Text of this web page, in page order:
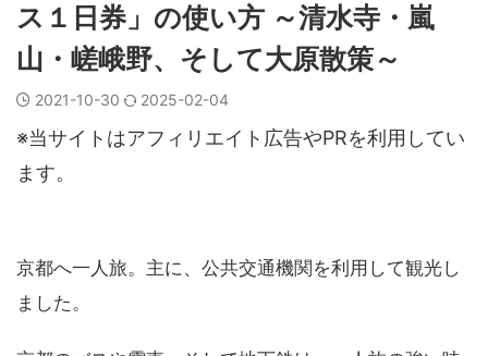
ス１日券」の使い方 ～清水寺・嵐
山・嵯峨野、そして大原散策～
2021-10-30 2025-02-04
※当サイトはアフィリエイト広告やPRを利用してい
ます。
京都へ一人旅。主に、公共交通機関を利用して観光し
ました。